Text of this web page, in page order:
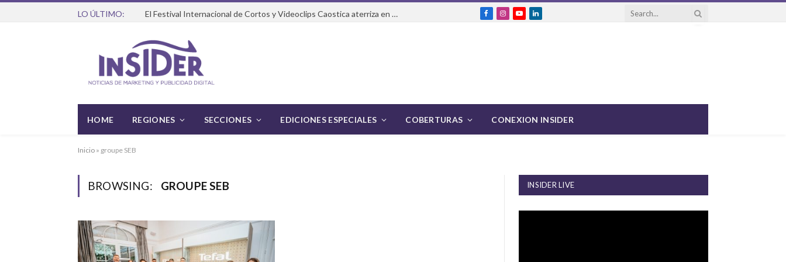
LO ÚLTIMO: El Festival Internacional de Cortos y Videoclips Caostica aterriza en Ciudad de México
FacebookInstagram
YouTubeLinkedIn
HOME REGIONES SECCIONES EDICIONES ESPECIALES COBERTURAS CONEXION INSIDER
Inicio » groupe SEB
BROWSING: GROUPE SEB INSIDER LIVE